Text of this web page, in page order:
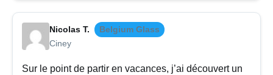
Nicolas T.
Belgium Glass
Ciney
Sur le point de partir en vacances, j’ai découvert un